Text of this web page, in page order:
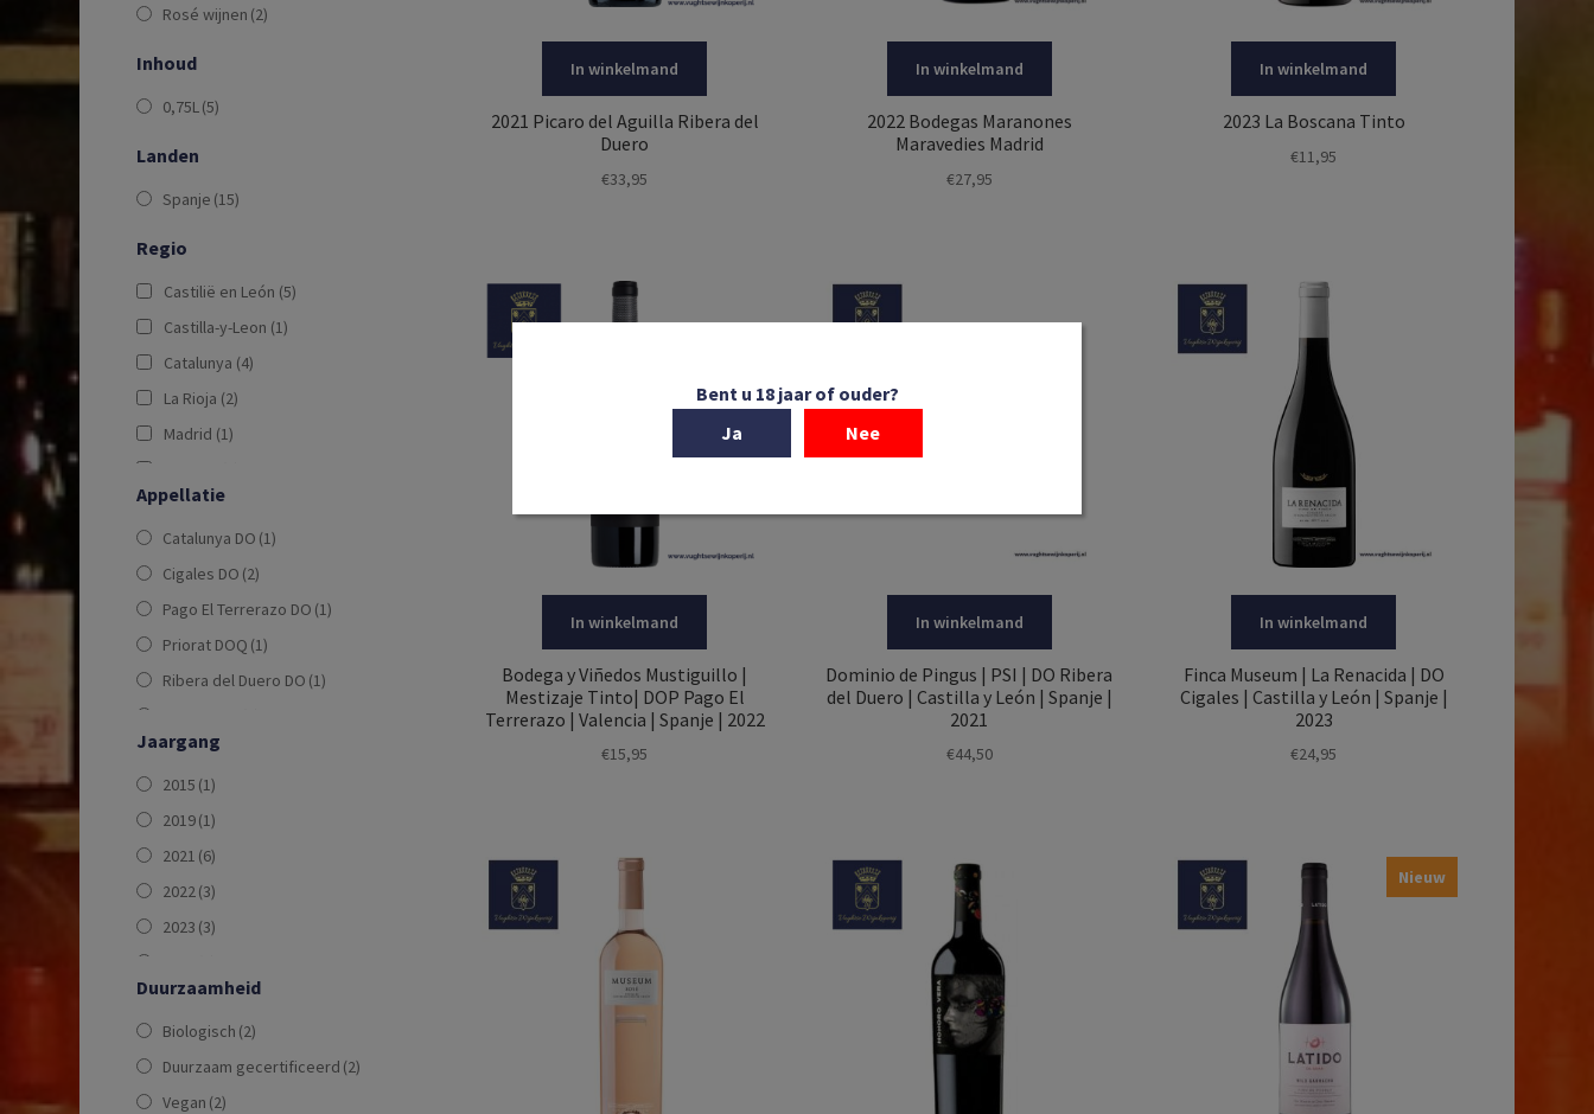
In winkelmand
2021 Picaro del Aguilla Ribera del
Duero
€33,95
In winkelmand
2022 Bodegas Maranones
Maravedies Madrid
€27,95
In winkelmand
2023 La Boscana Tinto
€11,95
In winkelmand
Bodega y Viñedos Mustiguillo |
Mestizaje Tinto| DOP Pago El
Terrerazo | Valencia | Spanje | 2022
€15,95
In winkelmand
Dominio de Pingus | PSI | DO Ribera
del Duero | Castilla y León | Spanje |
2021
€44,50
In winkelmand
Finca Museum | La Renacida | DO
Cigales | Castilla y León | Spanje |
2023
€24,95
Nieuw
Rosé wijnen (2)
Inhoud
0,75L(5)
Landen
Spanje (15)
Regio
Castilië en León (5)
Castilla-y-Leon (1)
Catalunya (4)
La Rioja (2)
Madrid (1)
Valencia
Appellatie
Catalunya DO (1)
Cigales DO (2)
Pago El Terrerazo DO (1)
Priorat DOQ (1)
Ribera del Duero DO (1)
Terra Alta DO
DO Costers del Segre
DO Navarra
DO Ribera del Duero
DO Vinos de Madrid
Jaargang
2015 (1)
2019(1)
2021 (6)
2022(3)
2023 (3)
Duurzaamheid
Biologisch (2)
Duurzaam gecertificeerd (2)
Vegan (2)
Bent u 18 jaar of ouder?
Ja
Nee